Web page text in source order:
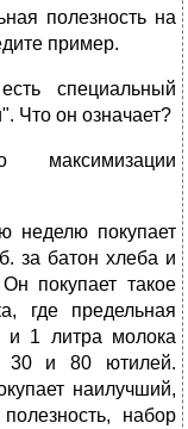
полезность на
пример.
специальный
Что он означает?
максимизации
неделю покупает
за батон хлеба и
покупает такое
где предельная
и 1 литра молока
30 и 80 ютилей.
наилучший,
набор